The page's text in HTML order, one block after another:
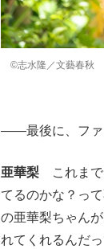
©志水隆／文藝春秋
——最後に、ファ
亜華梨 これまで
てるのかな？っ
の亜華梨ちゃん
れてくれるんだ